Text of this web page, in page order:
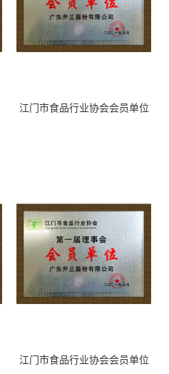
江门市食品行业协会会员单位
江门市食品行业协会会员单位